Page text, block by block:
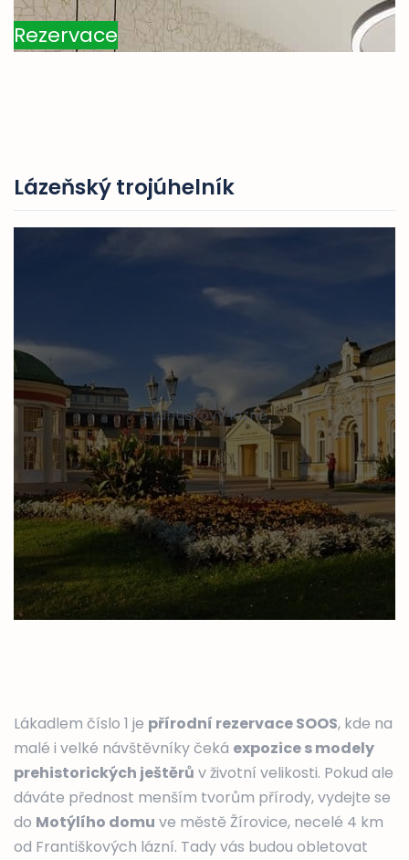
Rezervace
Lázeňský trojúhelník
Františkovy lázně
Lákadlem číslo 1 je přírodní rezervace SOOS, kde na
malé i velké návštěvníky čeká expozice s modely
prehistorických ještěrů v životní velikosti. Pokud ale
dáváte přednost menším tvorům přírody, vydejte se
do Motýlího domu ve městě Žírovice, necelé 4 km
od Františkových lázní. Tady vás budou obletovat